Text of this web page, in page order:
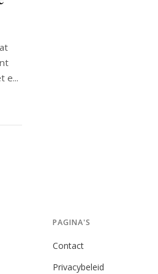
e...
PAGINA'S
Contact
Privacybeleid